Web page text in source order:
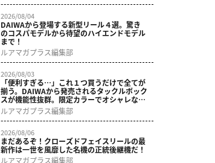
2026/08/04
DAIWAから登場する新型リール４選。驚き
のコスパモデルから待望のハイエンドモデル
まで！
ルアマガプラス編集部
2026/08/03
「便利すぎる…」これ１つ買うだけで全てが
揃う。DAIWAから発売されるタックルボック
スが機能性抜群。限定カラーでオシャレなデ
ザインに。
ルアマガプラス編集部
2026/08/06
まだあるぞ！クローズドフェイスリールの最
新作は一世を風靡した名機の正統後継機だ！
ルアマガプラス編集部